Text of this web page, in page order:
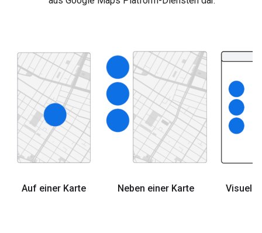
Auf einer Karte Neben einer Karte Visuell